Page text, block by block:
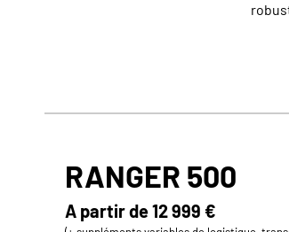
RANGER 500
A partir de12 999 €